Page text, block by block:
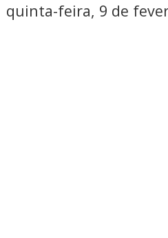
quinta-feira, 9 de